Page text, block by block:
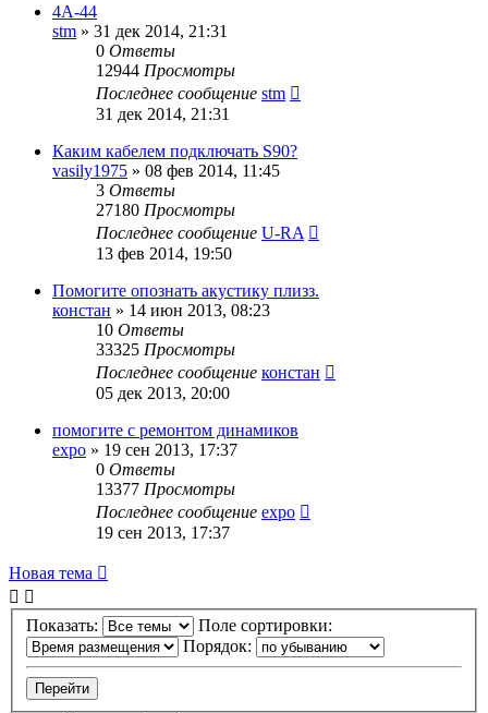
4А-44
stm » 31 дек 2014, 21:31
0 Ответы
12944 Просмотры
Последнее сообщение stm
31 дек 2014, 21:31
Каким кабелем подключать S90?
vasily1975 » 08 фев 2014, 11:45
3 Ответы
27180 Просмотры
Последнее сообщение U-RA
13 фев 2014, 19:50
Помогите опознать акустику плизз.
констан » 14 июн 2013, 08:23
10 Ответы
33325 Просмотры
Последнее сообщение констан
05 дек 2013, 20:00
помогите с ремонтом динамиков
expo » 19 сен 2013, 17:37
0 Ответы
13377 Просмотры
Последнее сообщение expo
19 сен 2013, 17:37
Новая тема
Показать:
Поле сортировки:
Порядок: